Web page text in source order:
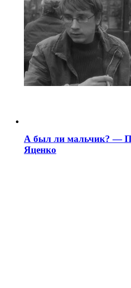
А был ли мальчик? —
Яценко